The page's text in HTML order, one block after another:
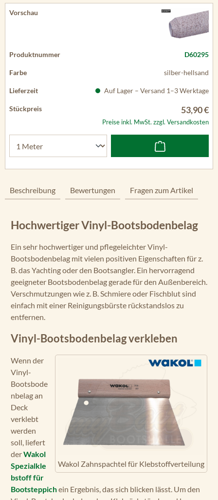
D60295
silber-hellsand
Auf Lager – Versand 1–3 Werktage
53,90 €
Preise inkl. MwSt. zzgl. Versandkosten
Beschreibung Bewertungen Fragen zum Artikel
Hochwertiger Vinyl-Bootsbodenbelag
Ein sehr hochwertiger und pflegeleichter Vinyl-
Bootsbodenbelag mit vielen positiven Eigenschaften für z.
B. das Yachting oder den Bootsangler. Ein hervorragend
geeigneter Bootsbodenbelag gerade für den Außenbereich.
Verschmutzungen wie z. B. Schmiere oder Fischblut sind
einfach mit einer Reinigungsbürste rückstandslos zu
entfernen.
Vinyl-Bootsbodenbelag verkleben
Wakol Zahnspachtel für Klebstoffverteilung
Wenn der
Vinyl-
Bootsbode
nbelag an
Deck
verklebt
werden
soll, liefert
derWakol
Spezialkle
bstoff für
Bootsteppichein Ergebnis, das sich blicken lässt. Um den